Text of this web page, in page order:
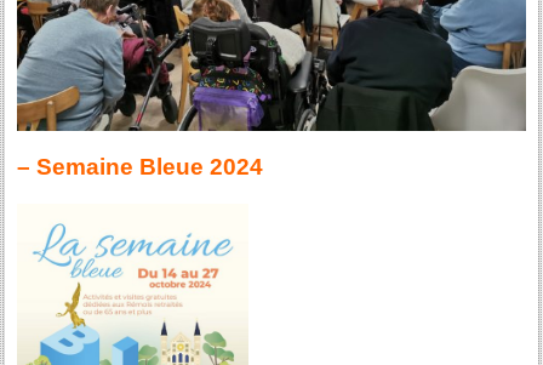
– Semaine Bleue 2024